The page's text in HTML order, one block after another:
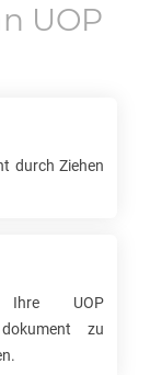
UOP
durch Ziehen
Ihre UOP
zu